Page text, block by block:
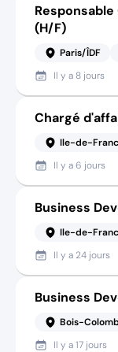
(H/F)
Paris/ÎDF
Il y a 8 jours
Chargé
Ile-de-
Il y a6 jours
Business
Ile-de-
Il y a 24 jours
Business
Bois-
Il y a17 jours